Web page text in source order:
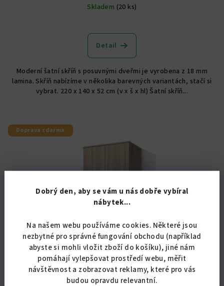
Dobrý den, aby se vám u nás dobře vybíral
nábytek...
Na našem webu používáme cookies. Některé jsou
nezbytné pro správné fungování obchodu (například
abyste si mohli vložit zboží do košíku), jiné nám
pomáhají vylepšovat prostředí webu, měřit
návštěvnost a zobrazovat reklamy, které pro vás
budou opravdu relevantní.
Skladem (20 ks)
hodnocení
produktu
z
5
hvězdiček.
Detail
Moderní šatní skříň s posuvnými dveřmi je vyrobena z 18 mm
lamina. Skříň nabízíme v několika barevných variantách, stačí si
vybrat. 220 x 140 x 52 cm (v x š x hl) Šatní skříň...
Doprava zdarma